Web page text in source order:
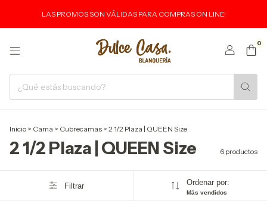
LAS PROMOS SON VÁLIDAS PARA COMPRAS ON LINE!
0
Inicio > Cama > Cubrecamas > 2 1/2 Plaza | QUEEN Size
2 1/2 Plaza | QUEEN Size 6 productos
Filtrar Ordenar por:
Más vendidos